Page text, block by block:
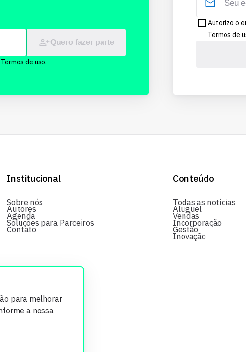
para melhorar
a nossa
Quero fazer parte
Termos de uso.
Autorizo o
Termos de
Institucional
Sobre nós
Autores
Agenda
Soluções para Parceiros
Contato
Conteúdo
Todas as notícias
Aluguel
Vendas
Incorporação
Gestão
Inovação